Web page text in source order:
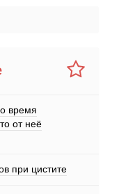
время
от неё
при цистите